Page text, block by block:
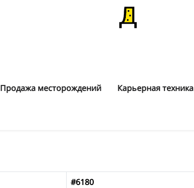
Продажа месторождений Карьерная техника
#6180